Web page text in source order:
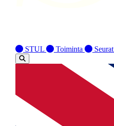
STUL Toiminta Seurat